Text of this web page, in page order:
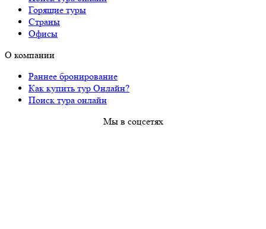
Горящие туры
Страны
Офисы
О компании
Раннее бронирование
Как купить тур Онлайн?
Поиск тура онлайн
Мы в соцсетях